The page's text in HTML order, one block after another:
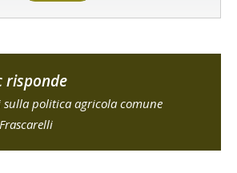
risponde
politica agricola comune